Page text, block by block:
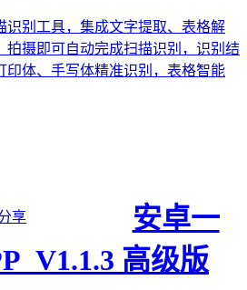
识别工具，集成文字提取、表格解
拍摄即可自动完成扫描识别，识别结
印体、手写体精准识别，表格智能
享
安卓一
高级版